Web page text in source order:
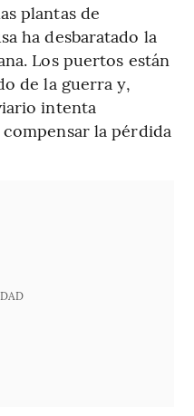
plantas de
ha desbaratado la
Los puertos están
de la guerra y,
intenta
la pérdida